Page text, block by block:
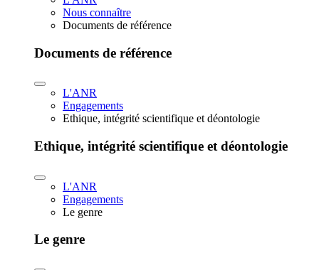
Nous connaître
Documents de référence
Documents de référence
L'ANR
Engagements
Ethique, intégrité scientifique et déontologie
Ethique, intégrité scientifique et déontologie
L'ANR
Engagements
Le genre
Le genre